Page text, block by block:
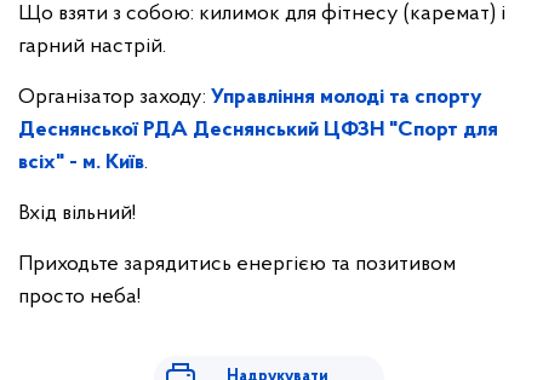
Що взяти з собою: килимок для фітнесу (каремат) і
гарний настрій.
Організатор заходу: Управління молоді та спорту
Деснянської РДА Деснянський ЦФЗН "Спорт для
всіх" - м. Київ.
Вхід вільний!
Приходьте зарядитись енергією та позитивом
просто неба!